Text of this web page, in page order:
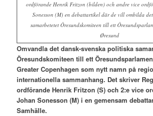
ordförande Henrik Fritzon (bilden) och andre vice
Sonesson (M) en debattartikel där de vill ombilda det
samarbetetet Öresundskomiteen till ett
Øresund
Omvandla det dansk-svenska politiska
Öresundskomiteen till ett
Greater Copenhagen som nytt namn på
internationella sammanhang. Det skriver
ordförande Henrik Fritzon (S) och 2:e vice
Johan Sonesson (M) i en gemensam
Samhälle.